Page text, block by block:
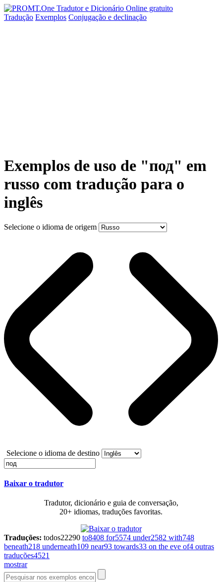
Tradução Exemplos Conjugação e declinação
Exemplos de uso de "под" em
russo com tradução para o
inglês
Selecione o idioma de origem
Selecione o idioma de destino
Baixar o tradutor
Tradutor, dicionário e guia de conversação,
20+ idiomas, traduções favoritas.
Traduções: todos22290 to8408 for5574 under2582 with748
beneath218 underneath109 near93 towards33 on the eve of4 outras
traduções4521
mostrar